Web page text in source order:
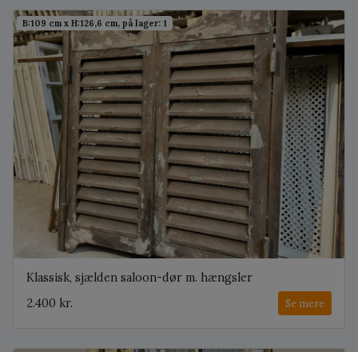
B:109 cm x H:126,6 cm, på lager: 1
Klassisk, sjælden saloon-dør m. hængsler
2.400 kr.
Se mere